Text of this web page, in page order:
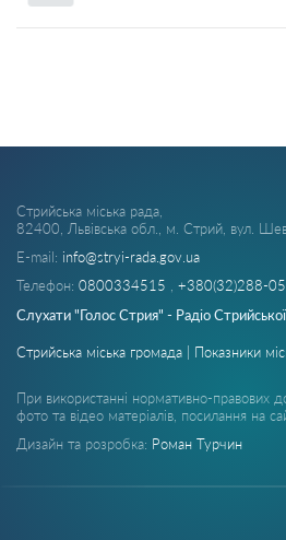
Стрийська міська рада,
82400, Львівська обл., м. Стрий, вул.
E-mail: info@stryi-rada.gov.ua
Телефон: 0800334515
+380(32)288-
Слухати "Голос Стрия" - Радіо
Стрийська міська громада | Показники
При використанні нормативно-правових
фото та відео матеріалів, посилання на
Дизайн та розробка: Роман Турчин